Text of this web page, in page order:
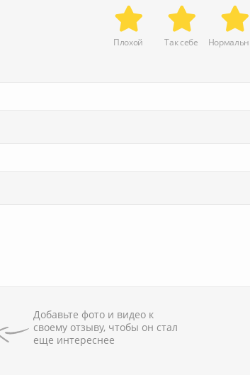
Плохой Так себе
Добавьте фото и видео к
своему отзыву, чтобы он стал
еще интереснее